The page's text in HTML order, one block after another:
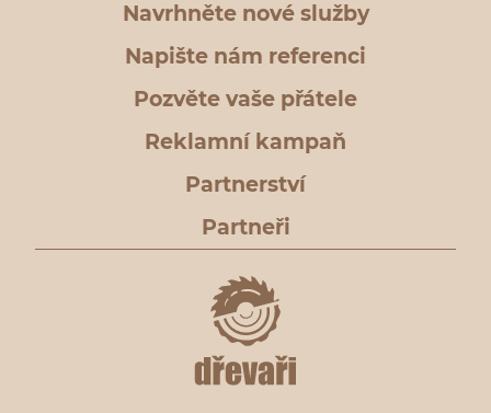
Navrhněte nové služby
Napište nám referenci
Pozvěte vaše přátele
Reklamní kampaň
Partnerství
Partneři